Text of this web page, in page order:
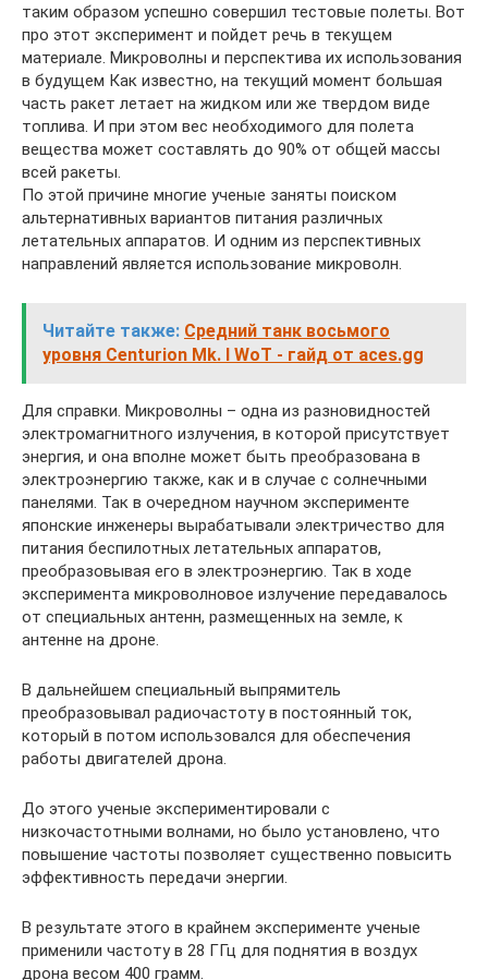
таким образом успешно совершил тестовые полеты. Вот
про этот эксперимент и пойдет речь в текущем
материале. Микроволны и перспектива их использования
в будущем Как известно, на текущий момент большая
часть ракет летает на жидком или же твердом виде
топлива. И при этом вес необходимого для полета
вещества может составлять до 90% от общей массы
всей ракеты.
По этой причине многие ученые заняты поиском
альтернативных вариантов питания различных
летательных аппаратов. И одним из перспективных
направлений является использование микроволн.
Читайте также: Средний танк восьмого
уровня Centurion Mk. I WoT - гайд от aces.gg
Для справки. Микроволны – одна из разновидностей
электромагнитного излучения, в которой присутствует
энергия, и она вполне может быть преобразована в
электроэнергию также, как и в случае с солнечными
панелями. Так в очередном научном эксперименте
японские инженеры вырабатывали электричество для
питания беспилотных летательных аппаратов,
преобразовывая его в электроэнергию. Так в ходе
эксперимента микроволновое излучение передавалось
от специальных антенн, размещенных на земле, к
антенне на дроне.
В дальнейшем специальный выпрямитель
преобразовывал радиочастоту в постоянный ток,
который в потом использовался для обеспечения
работы двигателей дрона.
До этого ученые экспериментировали с
низкочастотными волнами, но было установлено, что
повышение частоты позволяет существенно повысить
эффективность передачи энергии.
В результате этого в крайнем эксперименте ученые
применили частоту в 28 ГГц для поднятия в воздух
дрона весом 400 грамм.